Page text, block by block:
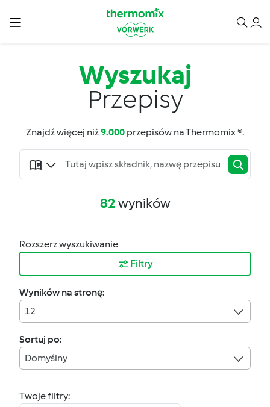
Wyszukaj
Przepisy
Znajdź więcej niż9.000 przepisów na Thermomix ®.
82wyników
Rozszerz wyszukiwanie
Filtry
Wyników na stronę:
12
Sortuj po:
Domyślny
Twoje filtry: